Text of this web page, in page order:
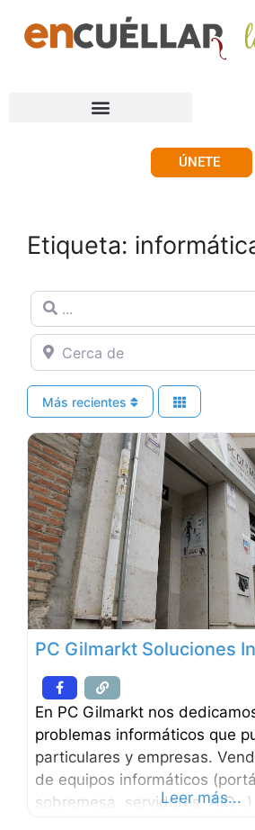
ÚNETE
Etiqueta:
...
Cerca de
Más recientes
PC Gilmarkt Soluciones
En PC Gilmarkt nos
problemas informáticos que
particulares y empresas.
de equipos informáticos
sobremesa, servidores,
Leer más...